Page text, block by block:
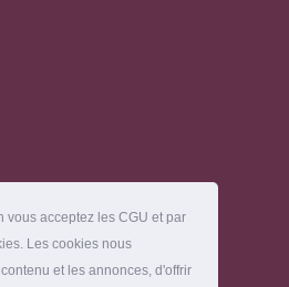
vous acceptez les CGU et par
Les cookies nous
et les annonces, d'offrir